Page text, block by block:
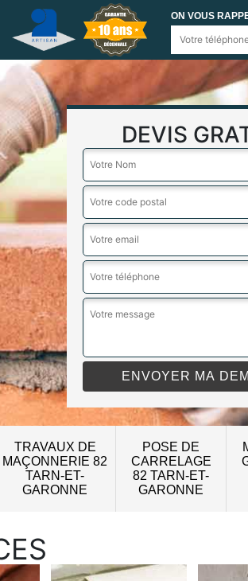
ON VOUS
DEVIS
TRAVAUX DE
MAÇONNERIE 82
TARN-ET-
GARONNE
POSE DE
CARRELAGE
82 TARN-ET-
GARONNE